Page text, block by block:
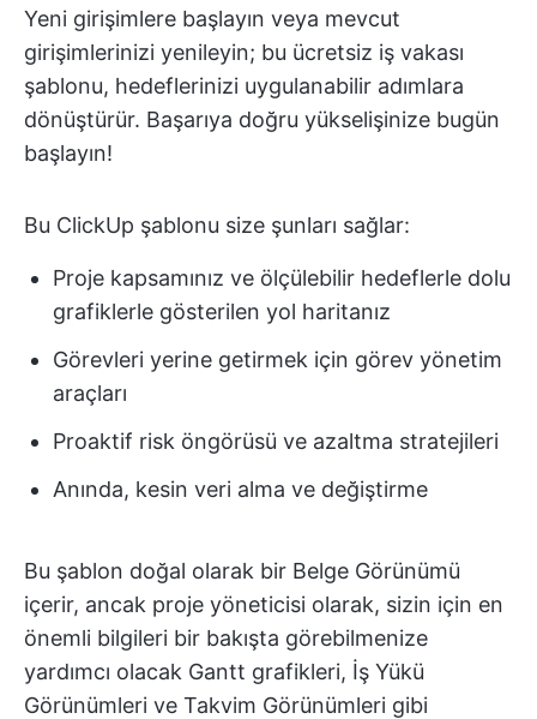
Yeni girişimlere başlayın veya mevcut
girişimlerinizi yenileyin; bu ücretsiz iş vakası
şablonu, hedeflerinizi uygulanabilir adımlara
dönüştürür. Başarıya doğru yükselişinize bugün
başlayın!
Bu ClickUp şablonu size şunları sağlar:
Proje kapsamınız ve ölçülebilir hedeflerle dolu
grafiklerle gösterilen yol haritanız
Görevleri yerine getirmek için görev yönetim
araçları
Proaktif risk öngörüsü ve azaltma stratejileri
Anında, kesin veri alma ve değiştirme
Bu şablon doğal olarak bir Belge Görünümü
içerir, ancak proje yöneticisi olarak, sizin için en
önemli bilgileri bir bakışta görebilmenize
yardımcı olacak Gantt grafikleri, İş Yükü
Görünümleri ve Takvim Görünümleri gibi